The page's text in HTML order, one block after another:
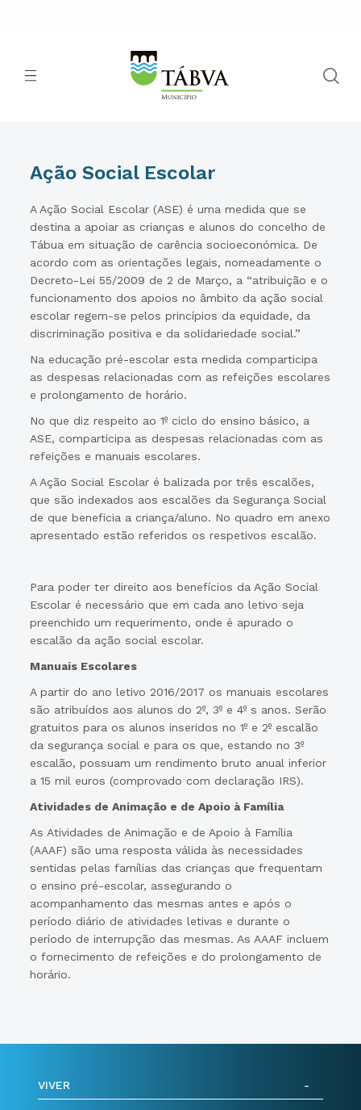
Ação Social Escolar
A Ação Social Escolar (ASE) é uma medida que se
destina a apoiar as crianças e alunos do concelho de
Tábua em situação de carência socioeconómica. De
acordo com as orientações legais, nomeadamente o
Decreto-Lei 55/2009 de 2 de Março, a “atribuição e o
funcionamento dos apoios no âmbito da ação social
escolar regem-se pelos princípios da equidade, da
discriminação positiva e da solidariedade social.”
Na educação pré-escolar esta medida comparticipa
as despesas relacionadas com as refeições escolares
e prolongamento de horário.
No que diz respeito ao 1º ciclo do ensino básico, a
ASE, comparticipa as despesas relacionadas com as
refeições e manuais escolares.
A Ação Social Escolar é balizada por três escalões,
que são indexados aos escalões da Segurança Social
de que beneficia a criança/aluno. No quadro em anexo
apresentado estão referidos os respetivos escalão.
Para poder ter direito aos benefícios da Ação Social
Escolar é necessário que em cada ano letivo seja
preenchido um requerimento, onde é apurado o
escalão da ação social escolar.
Manuais Escolares
A partir do ano letivo 2016/2017 os manuais escolares
são atribuídos aos alunos do 2º, 3º e 4º s anos. Serão
gratuitos para os alunos inseridos no 1º e 2º escalão
da segurança social e para os que, estando no 3º
escalão, possuam um rendimento bruto anual inferior
a 15 mil euros (comprovado com declaração IRS).
Atividades de Animação e de Apoio à Família
As Atividades de Animação e de Apoio à Família
(AAAF) são uma resposta válida às necessidades
sentidas pelas famílias das crianças que frequentam
o ensino pré-escolar, assegurando o
acompanhamento das mesmas antes e após o
período diário de atividades letivas e durante o
período de interrupção das mesmas. As AAAF incluem
o fornecimento de refeições e do prolongamento de
horário.
VIVER